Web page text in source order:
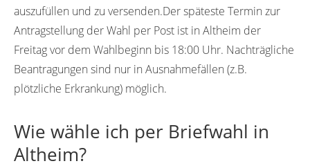
auszufüllen und zu versenden.Der späteste Termin zur
Antragstellung der Wahl per Post ist in Altheim der
Freitag vor dem Wahlbeginn bis 18:00 Uhr. Nachträgliche
Beantragungen sind nur in Ausnahmefällen (z.B.
plötzliche Erkrankung) möglich.
Wie wähle ich per Briefwahl in
Altheim?